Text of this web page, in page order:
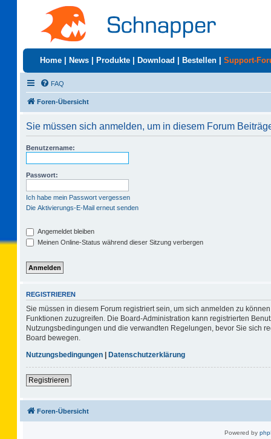
Home News Produkte Download Bestellen Support-
FAQ
Foren-Übersicht
Sie müssen sich anmelden, um in diesem Forum
Benutzername:
Passwort:
Ich habe mein Passwort vergessen
Die Aktivierungs-E-Mail erneut senden
Angemeldet bleiben
Meinen Online-Status während dieser Sitzung verbergen
REGISTRIEREN
Sie müssen in diesem Forum registriert sein, um sich anmelden zu
Funktionen zuzugreifen. Die Board-Administration kann registrierten
Nutzungsbedingungen und die verwandten Regelungen, bevor Sie sich
Board bewegen.
Nutzungsbedingungen | Datenschutzerklärung
Registrieren
Foren-Übersicht
Powered by